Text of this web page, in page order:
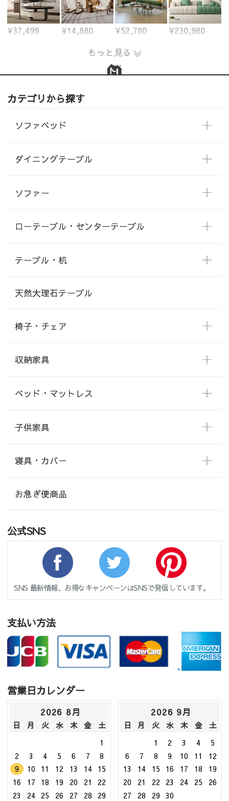
¥37,499 ¥14,880 ¥52,780
¥230,980
もっと見る
カテゴリから探す
ソファベッド
ダイニングテーブル
ソファー
ローテーブル・センターテーブル
テーブル・机
天然大理石テーブル
椅子・チェア
収納家具
ベッド・マットレス
子供家具
寝具・カバー
お急ぎ便商品
公式SNS
SNS 最新情報、お得なキャンペーンはSNSで発信しています。
支払い方法
営業日カレンダー
2026 8月
日 月 火 水 木 金
土
1
2
3 4 5 6 7
8
9
10 11 12 13 14
15
16
17 18 19 20 21
22
23
24 25 26 27 28
29
2026 9月
日 月 火 水 木 金
土
1
2 3 4
5
6
7 8 9 10 11
12
13
14 15 16 17 18
19
20
21 22 23 24 25
26
27
28 29 30